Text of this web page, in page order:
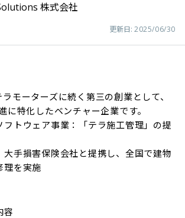
株式会社
更新日: 2025/06/30
モーターズに続く第三の創業として、
に特化したベンチャー企業です。
フトウェア事業：「テラ施工管理」の提
大手損害保険会社と提携し、全国で建物
理を実施
容